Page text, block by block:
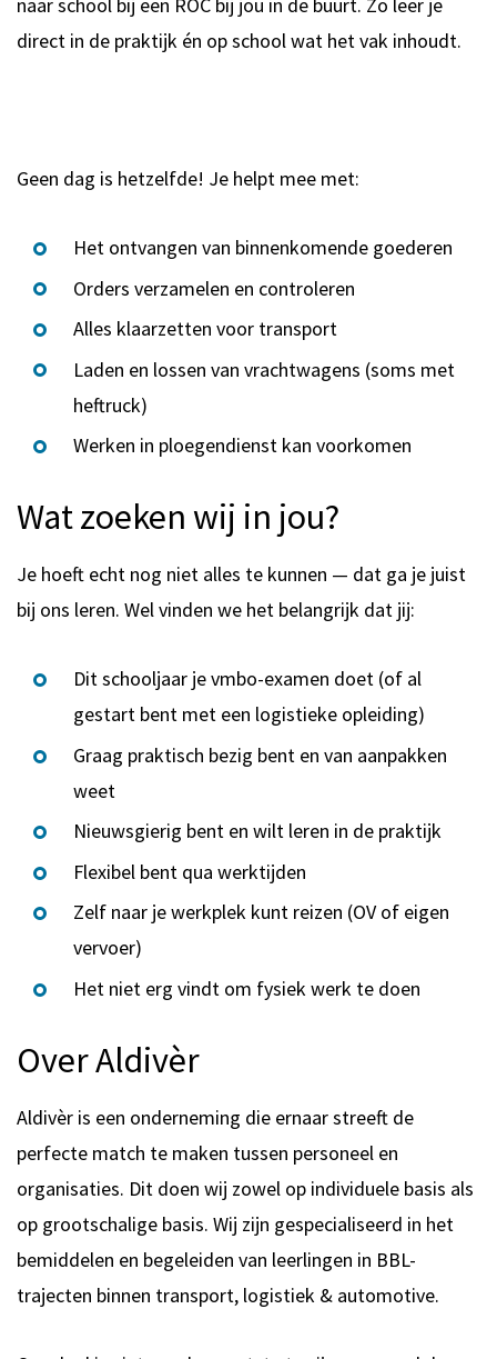
direct in de praktijk én op school wat het vak inhoudt.
Geen dag is hetzelfde! Je helpt mee met:
Het ontvangen van binnenkomende goederen
Orders verzamelen en controleren
Alles klaarzetten voor transport
Laden en lossen van vrachtwagens (soms met
heftruck)
Werken in ploegendienst kan voorkomen
Wat zoeken wij in jou?
Je hoeft echt nog niet alles te kunnen — dat ga je juist
bij ons leren. Wel vinden we het belangrijk dat jij:
Dit schooljaar je vmbo-examen doet (of al
gestart bent met een logistieke opleiding)
Graag praktisch bezig bent en van aanpakken
weet
Nieuwsgierig bent en wilt leren in de praktijk
Flexibel bent qua werktijden
Zelf naar je werkplek kunt reizen (OV of eigen
vervoer)
Het niet erg vindt om fysiek werk te doen
Over Aldivèr
Aldivèr is een onderneming die ernaar streeft de
perfecte match te maken tussen personeel en
organisaties. Dit doen wij zowel op individuele basis als
op grootschalige basis. Wij zijn gespecialiseerd in het
bemiddelen en begeleiden van leerlingen in BBL-
trajecten binnen transport, logistiek & automotive.